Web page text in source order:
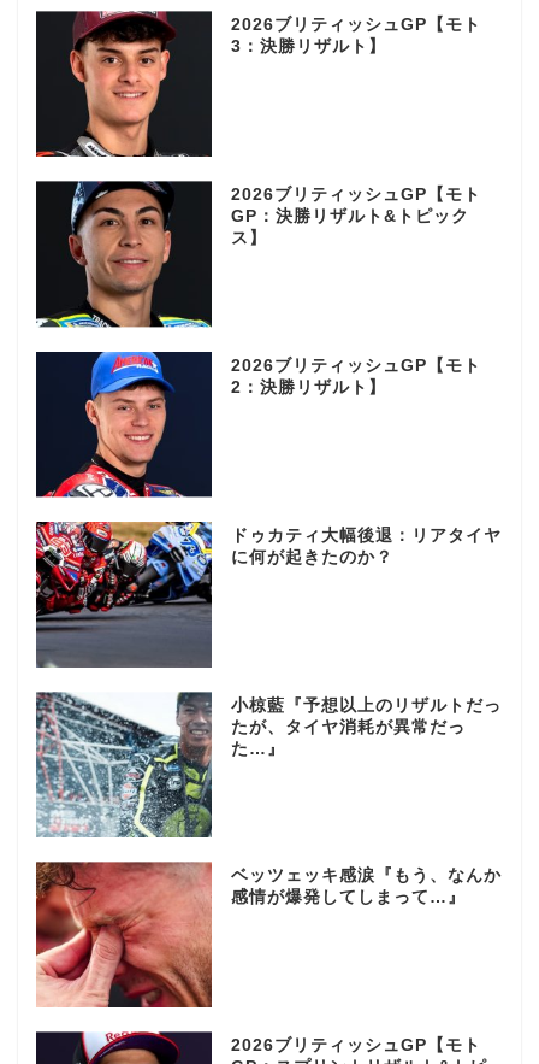
2026ブリティッシュGP【モト
3：決勝リザルト】
2026ブリティッシュGP【モト
GP：決勝リザルト&トピック
ス】
2026ブリティッシュGP【モト
2：決勝リザルト】
ドゥカティ大幅後退：リアタイヤ
に何が起きたのか？
小椋藍『予想以上のリザルトだっ
たが、タイヤ消耗が異常だっ
た…』
ベッツェッキ感涙『もう、なんか
感情が爆発してしまって…』
2026ブリティッシュGP【モト